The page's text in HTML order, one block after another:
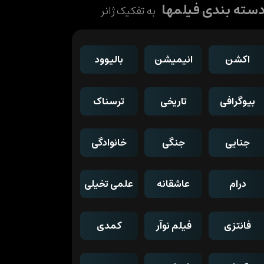
بندی فیلمها به تفکیک ژانر
اکشن انیمیشن بالیوود
بیوگرافی تاریخی ترسناک
جنایی جنگی خانوادگی
درام عاشقانه علمی تخیلی
فانتزی فیلم نوآر کمدی